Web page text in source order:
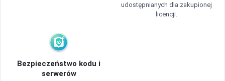
udostępnianych dla zakupionej
licencji.
Bezpieczeństwo kodu i
serwerów